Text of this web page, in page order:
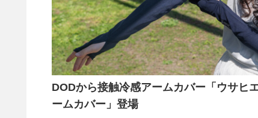
DODから接触冷感アームカバー「ウサヒ
ームカバー」登場